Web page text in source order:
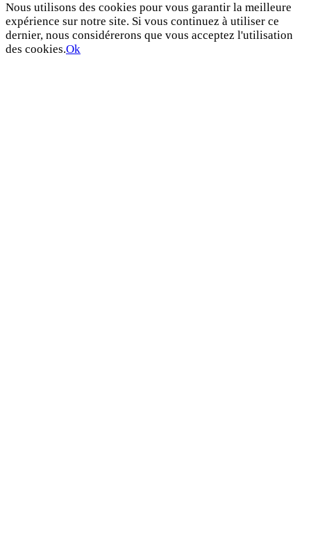
Nous utilisons des cookies pour vous garantir la meilleure
expérience sur notre site. Si vous continuez à utiliser ce
dernier, nous considérerons que vous acceptez l'utilisation
des cookies.Ok